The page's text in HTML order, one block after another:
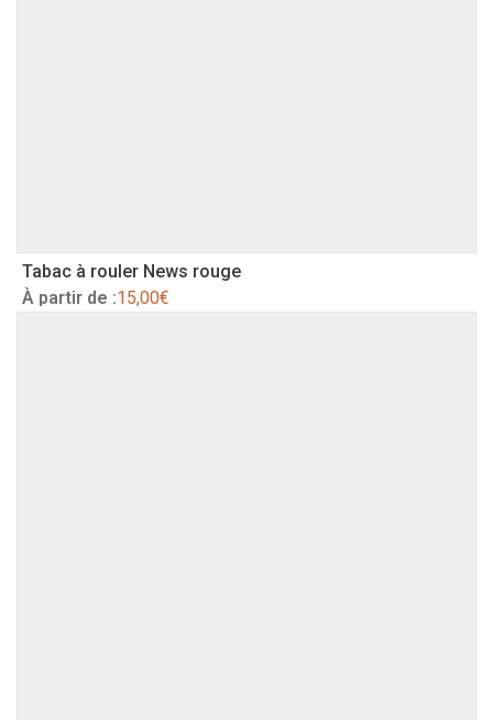
Tabac à rouler News rouge
À partir de :15,00€